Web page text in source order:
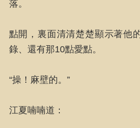
落。
點開，裏面清清楚楚顯示著他
錄、還有那10點愛點。
“操！麻壁的。”
江夏喃喃道：